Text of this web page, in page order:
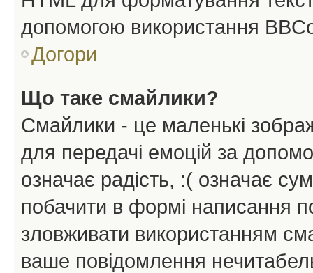
допомогою використання
Догори
Що таке смайлики?
Смайлики - це маленькі
для передачі емоцій за
означає радість, :( означає
побачити в формі написання
зловживати використанням
ваше повідомлення